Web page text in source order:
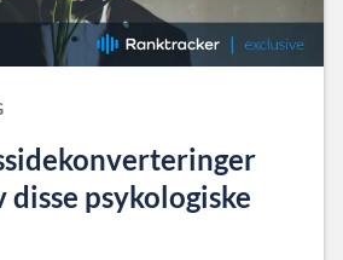
disse psykologiske